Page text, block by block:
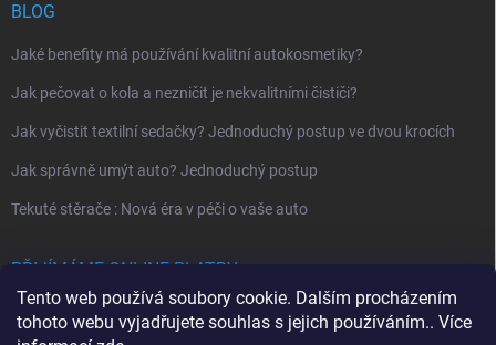
Tento web používá soubory cookie. Dalším procházením
tohoto webu vyjadřujete souhlas s jejich používáním.. Více
BLOG
Jaké benefity má používání kvalitní autokosmetiky?
Jak pečovat o kola a nezničit je nekvalitními čističi?
Jak vyčistit textilní sedačky? Jednoduchý postup ve dvou krocích
Jak správně umýt auto? Jednoduchý postup
Tekuté stěrače : Nová éra v péči o vaše auto
PŘIJÍMÁME ONLINE PLATBY